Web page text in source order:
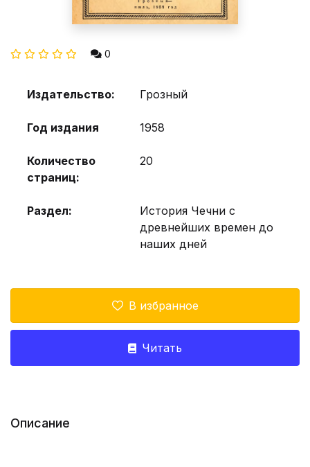
0
Издательство: Грозный
Год издания 1958
Количество
страниц:
20
Раздел:
История Чечни с
древнейших времен до
наших дней
В избранное
Читать
Описание